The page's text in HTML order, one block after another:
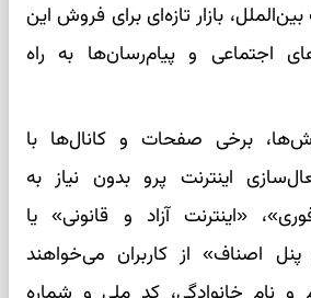
بازار تازه‌ای برای فروش این
اجتماعی و پیام‌رسان‌ها به راه
برخی صفحات و کانال‌ها با
اینترنت پرو بدون نیاز به
«اینترنت آزاد و قانونی» یا
اصناف» از کاربران می‌خواهند